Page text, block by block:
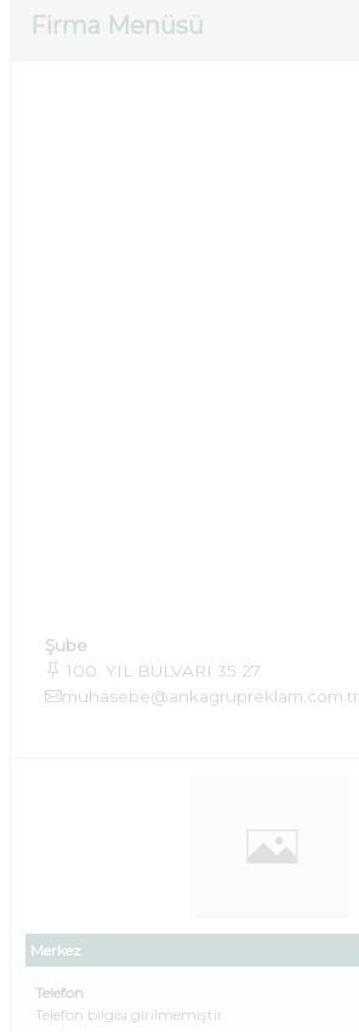
Firma Menüsü
Merkez
Telefon
Telefon bilgisi girilmemiştir.
Şube
100. YIL BULVARI 35 27
muhasebe@ankagrupreklam.com.tr